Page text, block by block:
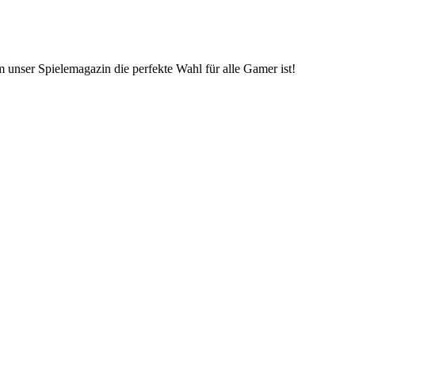
Spielemagazin die perfekte Wahl für alle Gamer ist!